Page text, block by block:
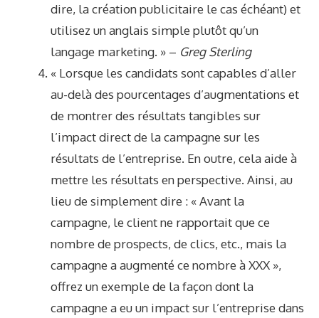
dire, la création publicitaire le cas échéant) et
utilisez un anglais simple plutôt qu’un
langage marketing. » – Greg Sterling
« Lorsque les candidats sont capables d’aller
au-delà des pourcentages d’augmentations et
de montrer des résultats tangibles sur
l’impact direct de la campagne sur les
résultats de l’entreprise. En outre, cela aide à
mettre les résultats en perspective. Ainsi, au
lieu de simplement dire : « Avant la
campagne, le client ne rapportait que ce
nombre de prospects, de clics, etc., mais la
campagne a augmenté ce nombre à XXX »,
offrez un exemple de la façon dont la
campagne a eu un impact sur l’entreprise dans